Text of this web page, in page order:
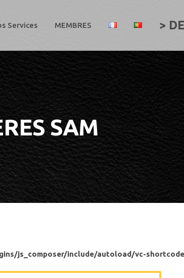
>
Services MEMBRES
SAM
js_composer/include/autoload/vc-